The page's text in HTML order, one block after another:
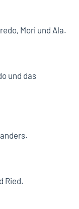
Mori und Ala.
und das
Ried.